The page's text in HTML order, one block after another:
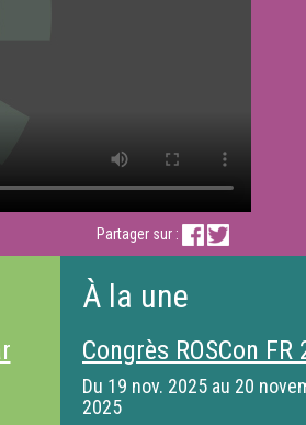
Partager sur :
À la une
Congrès ROSCon FR
Du 19 nov. 2025 au 20
2025